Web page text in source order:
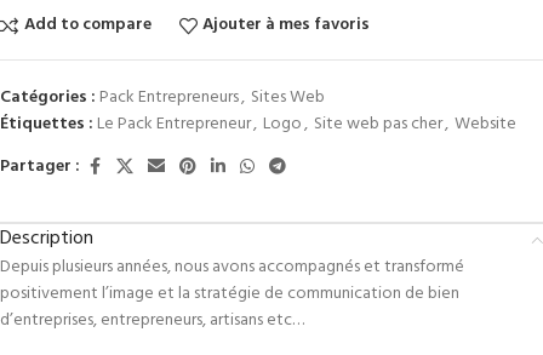
Add to compare Ajouter à mes favoris
Catégories : Pack Entrepreneurs, Sites Web
Étiquettes : Le Pack Entrepreneur, Logo, Site web pas cher, Website
Partager :
Description
Depuis plusieurs années, nous avons accompagnés et transformé
positivement l’image et la stratégie de communication de bien
d’entreprises, entrepreneurs, artisans etc…